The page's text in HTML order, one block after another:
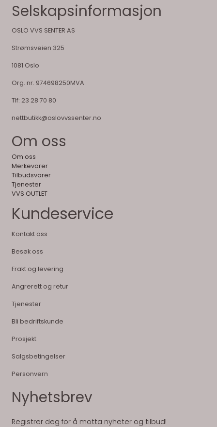
Selskapsinformasjon
OSLO VVS SENTER AS
Strømsveien 325
1081 Oslo
Org. nr. 974698250MVA
Tlf: 23 28 70 80
nettbutikk@oslovvssenter.no
Om oss
Om oss
Merkevarer
Tilbudsvarer
Tjenester
VVS OUTLET
Kundeservice
Kontakt oss
Besøk oss
Frakt og levering
Angrerett og retur
Tjenester
Bli bedriftskunde
Prosjekt
Salgsbetingelser
Personvern
Nyhetsbrev
Registrer deg for å motta nyheter og tilbud!